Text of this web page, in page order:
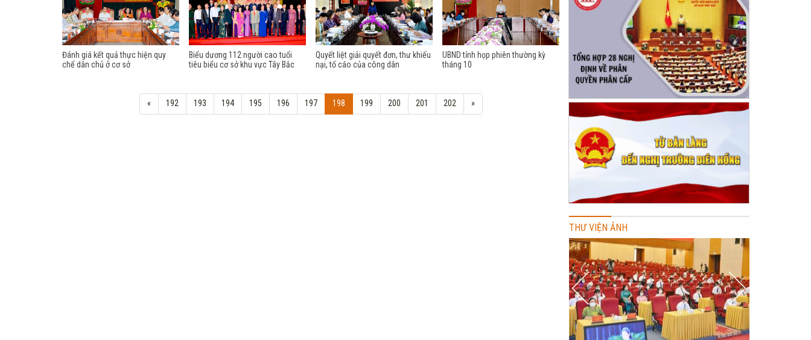
Đánh giá kết quả thực hiện quy
chế dân chủ ở cơ sở
Biểu dương 112 người cao tuổi
tiêu biểu cơ sở khu vực Tây Bắc
Quyết liệt giải quyết đơn, thư khiếu
nại, tố cáo của công dân
UBND tỉnh họp phiên thường kỳ
tháng 10
« 192 193 194 195 196 197 198 199 200 201 202 »
THƯ VIỆN ẢNH